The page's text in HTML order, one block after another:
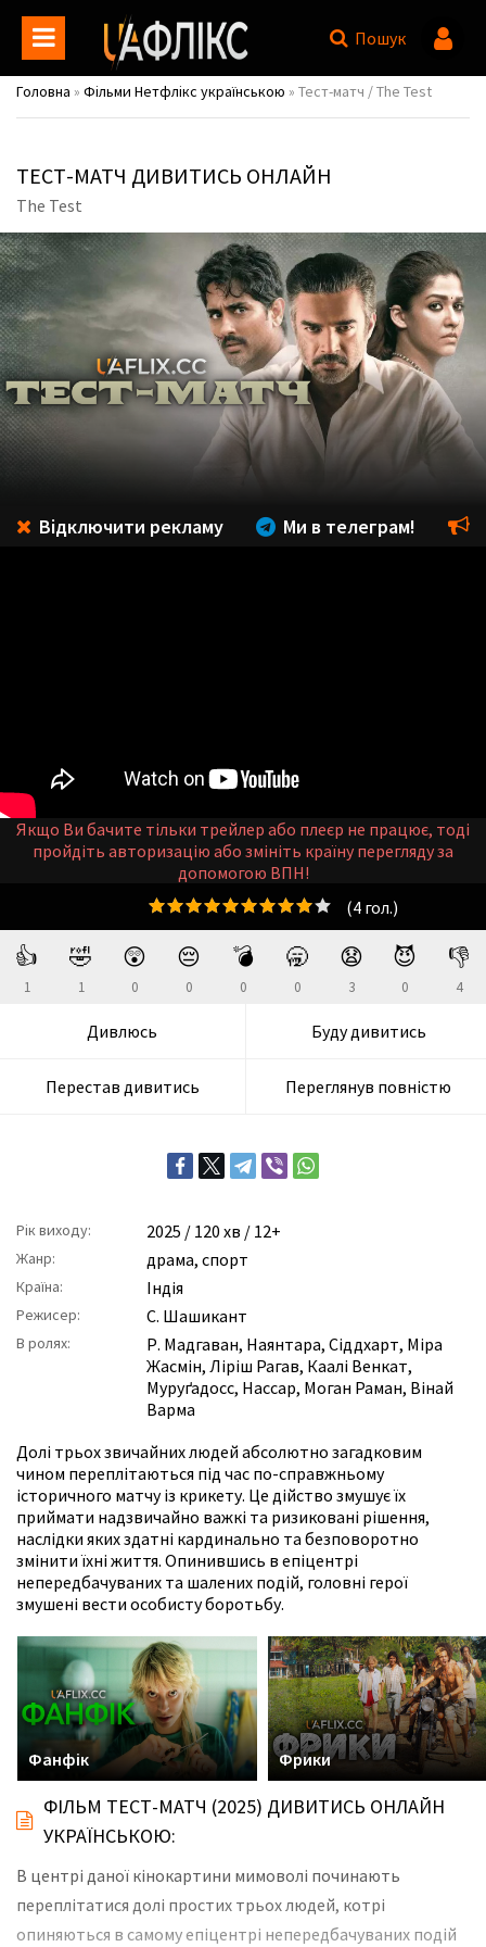
Пошук
Головна » Фільми Нетфлікс українською » Тест-матч / The Test
ТЕСТ-МАТЧ ДИВИТИСЬ ОНЛАЙН
The Test
👍
1
🤣
1
😲
0
😔
0
💣
0
🥱
0
😧
3
😈
0
👎
4
Дивлюсь Буду дивитись
Перестав дивитись Переглянув повністю
Рік виходу: 2025 / 120 хв / 12+
Жанр: драма, спорт
Країна: Індія
Режисер: С. Шашикант
В ролях: Р. Мадгаван, Наянтара, Сіддхарт, Міра
Жасмін, Ліріш Рагав, Каалі Венкат,
Муруґадосс, Нассар, Моган Раман, Вінай
Варма
Долі трьох звичайних людей абсолютно загадковим
чином переплітаються під час по-справжньому
історичного матчу із крикету. Це дійство змушує їх
приймати надзвичайно важкі та ризиковані рішення,
наслідки яких здатні кардинально та безповоротно
змінити їхні життя. Опинившись в епіцентрі
непередбачуваних та шалених подій, головні герої
змушені вести особисту боротьбу.
(4 гол.)
Відключити рекламу Ми в телеграм!
Якщо Ви бачите тільки трейлер або плеєр не працює, тоді
пройдіть авторизацію або змініть країну перегляду за
допомогою ВПН!
Фанфік Фрики
ФІЛЬМ ТЕСТ-МАТЧ (2025) ДИВИТИСЬ ОНЛАЙН
УКРАЇНСЬКОЮ:
В центрі даної кінокартини мимоволі починають
переплітатися долі простих трьох людей, котрі
опиняються в самому епіцентрі непередбачуваних подій